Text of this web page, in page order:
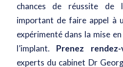
chances de réussite de
important de faire appel à
expérimenté dans la mise
l’implant. Prenez rendez-
experts du cabinet Dr